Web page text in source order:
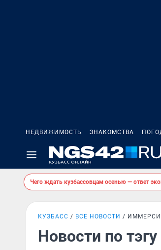
НЕДВИЖИМОСТЬ ЗНАКОМСТВА
Чего ждать кузбассовцам осенью — ответ
КУЗБАСС ВСЕ НОВОСТИ
Новости по